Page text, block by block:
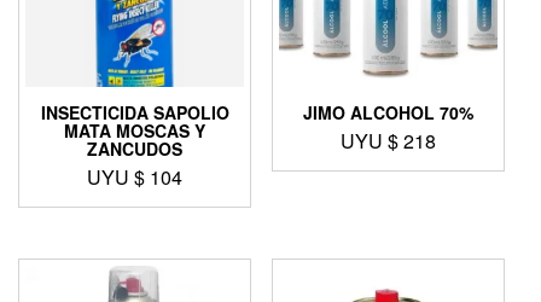
INSECTICIDA SAPOLIO
MATA MOSCAS Y
ZANCUDOS
UYU $ 104
JIMO ALCOHOL 70%
UYU $218